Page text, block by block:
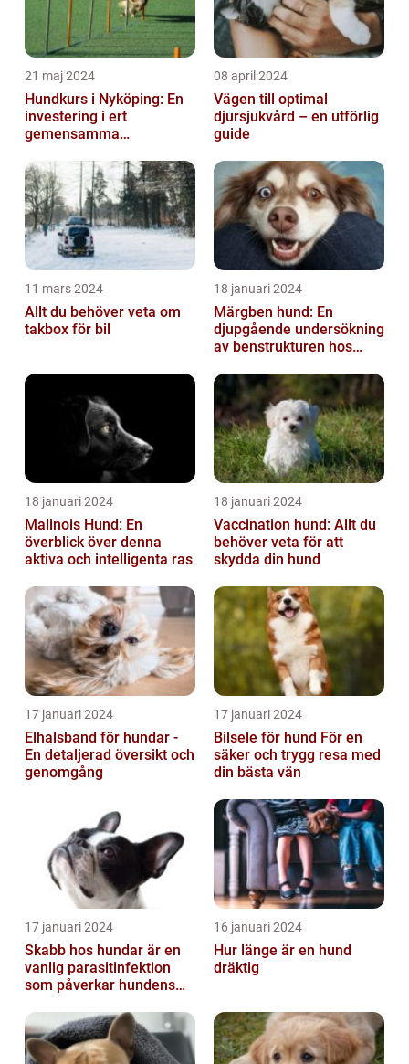
21 maj 2024
Hundkurs i Nyköping: En
investering i ert
gemensamma
08 april 2024
Vägen till optimal
djursjukvård – en utförlig
guide
11 mars 2024
Allt du behöver veta om
takbox för bil
18 januari 2024
Märgben hund: En
djupgående undersökning
av benstrukturen hos
18 januari 2024
Malinois Hund: En
överblick över denna
aktiva och intelligenta ras
18 januari 2024
Vaccination hund: Allt du
behöver veta för att
skydda din hund
17 januari 2024
Elhalsband för hundar -
En detaljerad översikt och
genomgång
17 januari 2024
Bilsele för hund För en
säker och trygg resa med
din bästa vän
17 januari 2024
Skabb hos hundar är en
vanlig parasitinfektion
som påverkar hundens
16 januari 2024
Hur länge är en hund
dräktig